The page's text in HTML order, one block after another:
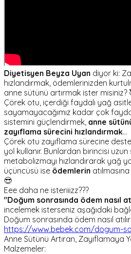
Diyetisyen Beyza Uyan diyor ki:
hızlandırmak, ödemlerinizden
anne sütünü artırmak ister misiniz?
Çörek otu, içerdiği faydalı yağ
sayamayacağımız kadar çok fayda
sistemini güçlendirmek, anne
zayıflama sürecini hızlandırmak...
Çörek otu zayıflama sürecine
yol kullanır. Bunlardan birincisi uzun
metabolizmayı hızlandırarak yağ
üçüncüsü ise ödemlerin
😎
Eee daha ne isteriiizz???
"Doğum sonrasında ödem nasıl
incelemek isterseniz aşağıdaki
Doğum sonrasında ödem nasıl atılır:
https://www.bebek.com/dogum-
Anne Sütünü Artıran, Zayıflamaya
Malzemeler: